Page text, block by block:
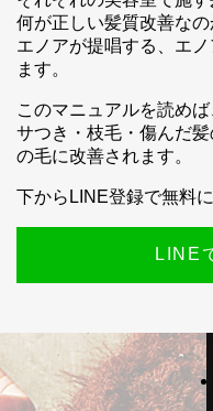
何が正しい髪質改善なの
エノアが提唱する、エ
ます。
このマニュアルを読め
サつき・枝毛・傷んだ
の毛に改善されます。
下からLINE登録で無料
LINE